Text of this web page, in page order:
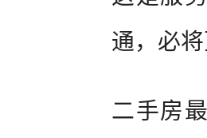
通，必
二手房